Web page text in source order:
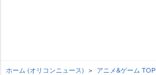
ホーム (オリコンニュース) アニメ&ゲーム TOP